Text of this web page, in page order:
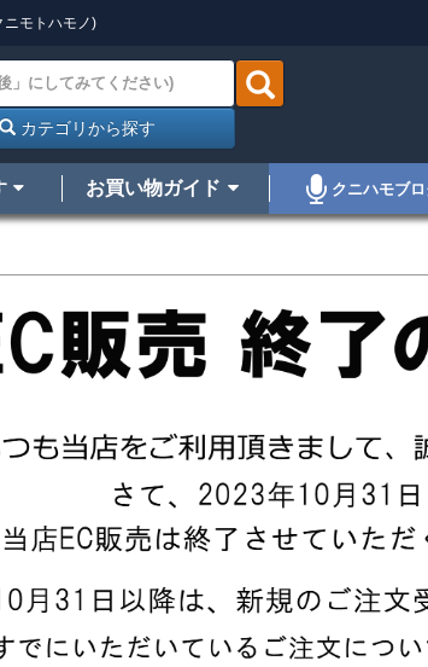
モトハモノ)
カテゴリから探す
お買い物ガイド クニハモブ